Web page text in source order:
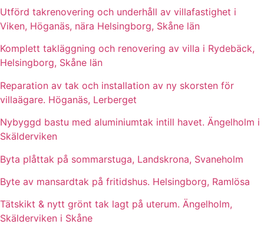
Utförd takrenovering och underhåll av villafastighet i
Viken, Höganäs, nära Helsingborg, Skåne län
Komplett takläggning och renovering av villa i Rydebäck,
Helsingborg, Skåne län
Reparation av tak och installation av ny skorsten för
villaägare. Höganäs, Lerberget
Nybyggd bastu med aluminiumtak intill havet. Ängelholm i
Skälderviken
Byta plåttak på sommarstuga, Landskrona, Svaneholm
Byte av mansardtak på fritidshus. Helsingborg, Ramlösa
Tätskikt & nytt grönt tak lagt på uterum. Ängelholm,
Skälderviken i Skåne